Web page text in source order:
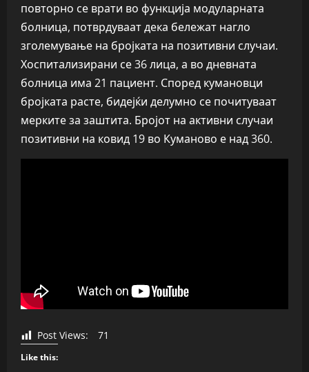
повторно се врати во функција модуларната
болница, потврдуваат дека бележат нагло
зголемување на бројката на позитивни случаи.
Хоспитализирани се 36 лица, а во дневната
болница има 21 пациент. Според кумановци
бројката расте, бидејќи делумно се почитуваат
мерките за заштита. Бројот на активни случаи
позитивни на ковид 19 во Куманово е над 360.
Post Views: 71
Like this: